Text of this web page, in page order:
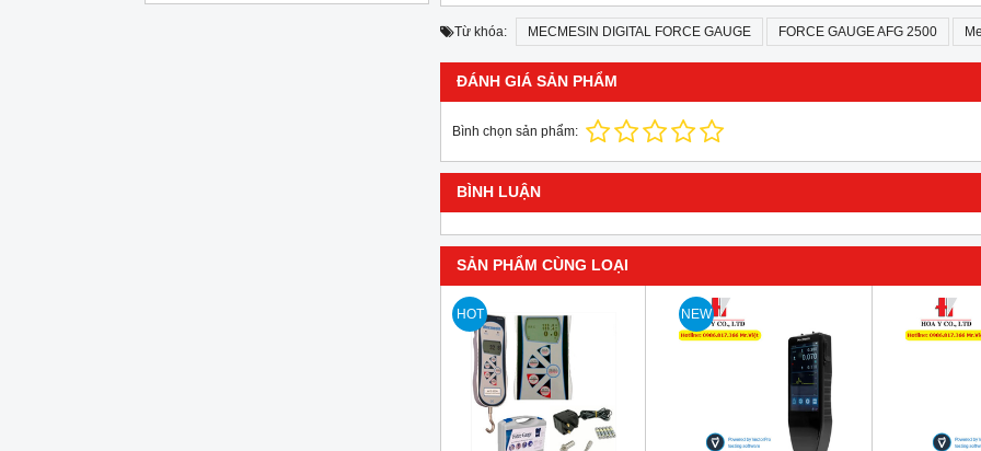
Từ khóa: MECMESIN DIGITAL FORCE GAUGE FORCE GAUGE AFG 2500
ĐÁNH GIÁ SẢN PHẨM
Bình chọn sản phẩm:
BÌNH LUẬN
SẢN PHẨM CÙNG LOẠI
HOT NEW